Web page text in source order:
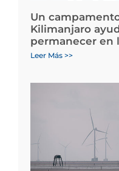
Un
Kilimanjaro
permanecer en
Leer Más >>